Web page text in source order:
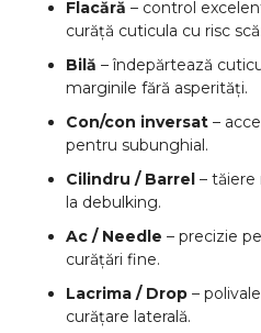
Flacără – control
curăță cuticula cu risc
Bilă – îndepărtează
marginile fără asperități.
Con/con inversat –
pentru subunghial.
Cilindru / Barrel – tăiere
la debulking.
Ac / Needle – precizie
curățări fine.
Lacrima / Drop –
curățare laterală.